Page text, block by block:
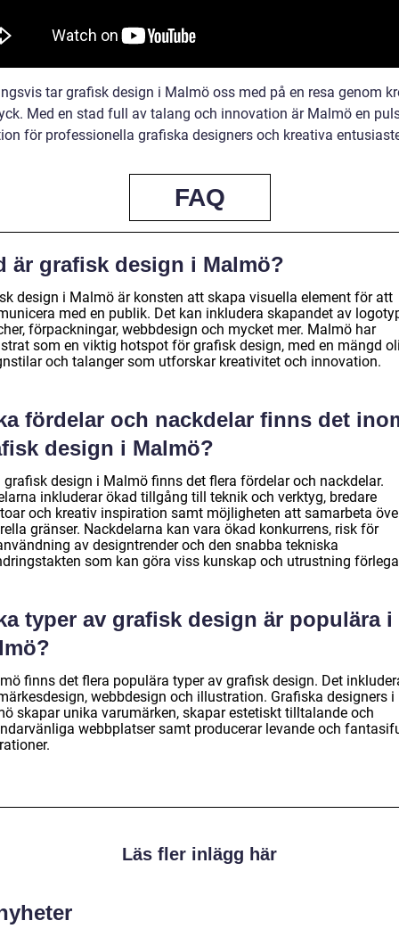
tar grafisk design i Malmö oss med på en resa genom
Med en stad full av talang och innovation är Malmö en
för professionella grafiska designers och kreativa
FAQ
är grafisk design i Malmö?
design i Malmö är konsten att skapa visuella element för att
med en publik. Det kan inkludera skapandet av
förpackningar, webbdesign och mycket mer. Malmö har
som en viktig hotspot för grafisk design, med en mängd
och talanger som utforskar kreativitet och innovation.
fördelar och nackdelar finns det
design i Malmö?
grafisk design i Malmö finns det flera fördelar och nackdelar.
inkluderar ökad tillgång till teknik och verktyg, bredare
och kreativ inspiration samt möjligheten att samarbeta
gränser. Nackdelarna kan vara ökad konkurrens, risk för
av designtrender och den snabba tekniska
som kan göra viss kunskap och utrustning
typer av grafisk design är populära i
finns det flera populära typer av grafisk design. Det
webbdesign och illustration. Grafiska designers i
skapar unika varumärken, skapar estetiskt tilltalande och
webbplatser samt producerar levande och
Läs fler inlägg här